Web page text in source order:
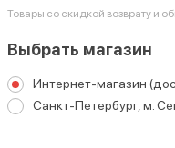
Товары со скидкой возврату и
Выбрать магазин
Интернет-магазин
Санкт-Петербург, м.